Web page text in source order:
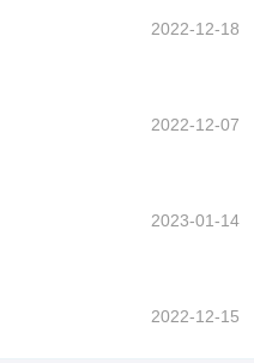
2022-12-18
2022-12-07
2023-01-14
2022-12-15